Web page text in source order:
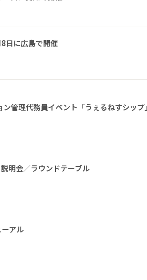
日に広島で開催
管理代務員イベント「うぇるねすシップ
明会／ラウンドテーブル
アル